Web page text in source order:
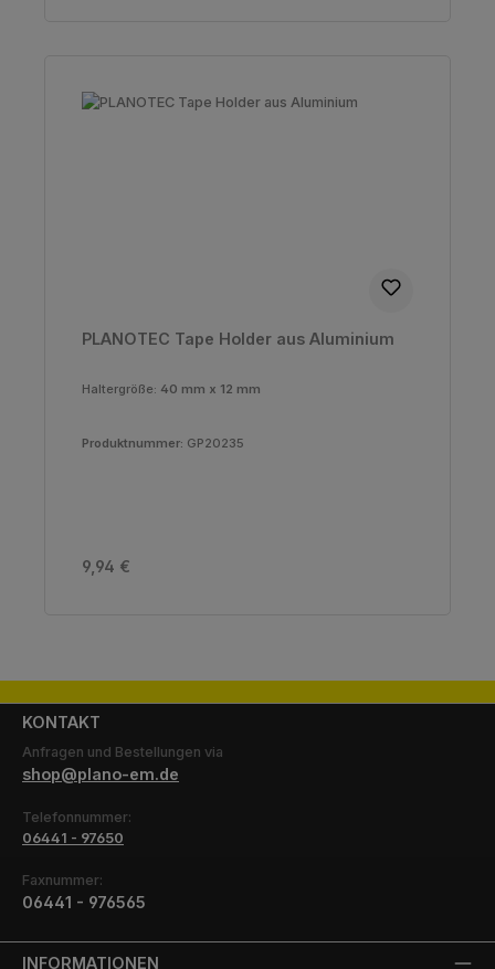
PLANOTEC Tape Holder aus Aluminium
Haltergröße: 40 mm x 12 mm
Produktnummer: GP20235
Regulärer Preis:
9,94 €
KONTAKT
Anfragen und Bestellungen via
shop@plano-em.de
Telefonnummer:
06441 - 97650
Faxnummer:
06441 - 976565
INFORMATIONEN